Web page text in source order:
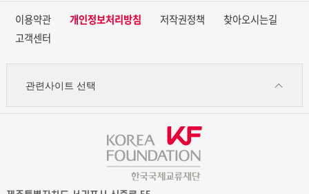
이용약관 개인정보처리방침 저작권정책
찾아오시는길
고객센터
관련사이트 선택